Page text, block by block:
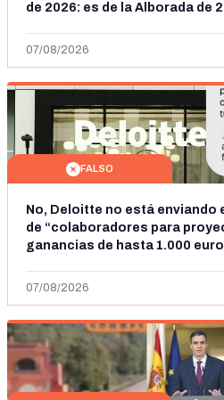
de 2026: es de la Alborada de
07/08/2026
FALSO
No, Deloitte no está enviando
de “colaboradores para
ganancias de hasta 1.000
07/08/2026